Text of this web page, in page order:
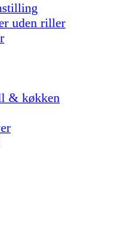
uden riller
& køkken